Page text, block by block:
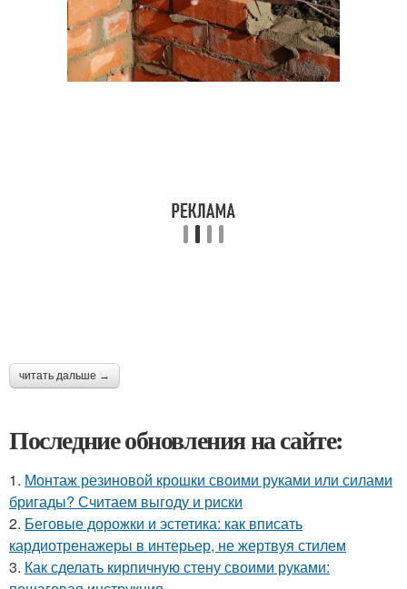
читать дальше →
Последние обновления на сайте:
1. Монтаж резиновой крошки своими руками или силами
бригады? Считаем выгоду и риски
2. Беговые дорожки и эстетика: как вписать
кардиотренажеры в интерьер, не жертвуя стилем
3. Как сделать кирпичную стену своими руками: